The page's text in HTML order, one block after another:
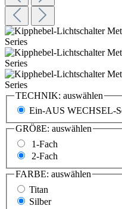
TECHNIK: auswählen
Ein-AUS WECHSEL-
GRÖßE: auswählen
1-Fach
2-Fach
FARBE: auswählen
Titan
Silber